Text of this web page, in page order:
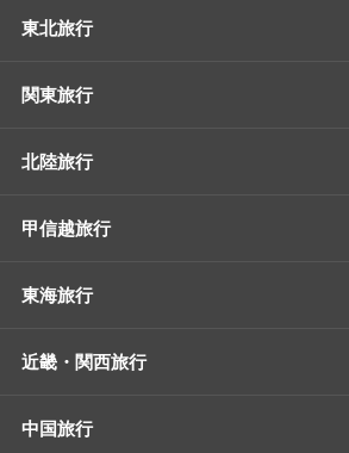
東北旅行
関東旅行
北陸旅行
甲信越旅行
東海旅行
近畿・関西旅行
中国旅行